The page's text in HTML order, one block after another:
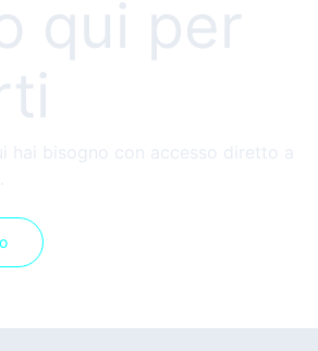
qui per
hai bisogno con accesso diretto a